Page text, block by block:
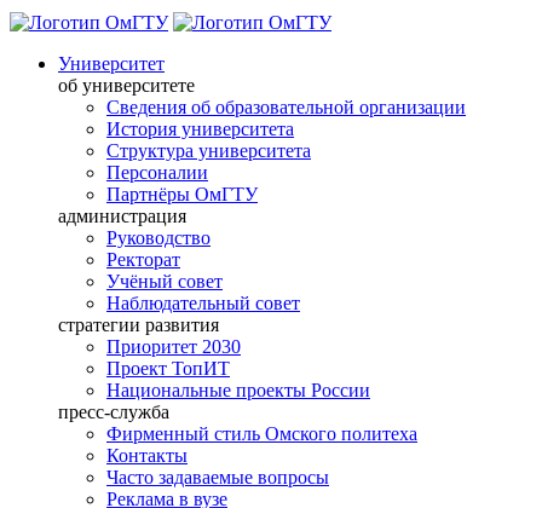
Университет
об университете
Сведения об образовательной организации
История университета
Структура университета
Персоналии
Партнёры ОмГТУ
администрация
Руководство
Ректорат
Учёный совет
Наблюдательный совет
стратегии развития
Приоритет 2030
Проект ТопИТ
Национальные проекты России
пресс-служба
Фирменный стиль Омского политеха
Контакты
Часто задаваемые вопросы
Реклама в вузе